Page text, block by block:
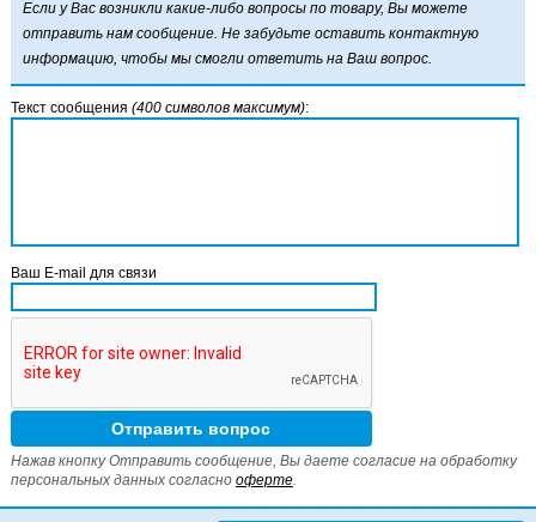
Если у Вас возникли какие-либо вопросы по товару, Вы можете
отправить нам сообщение. Не забудьте оставить контактную
информацию, чтобы мы смогли ответить на Ваш вопрос.
Текст сообщения (400 символов максимум):
Ваш E-mail для связи
Нажав кнопку Отправить сообщение, Вы даете согласие на обработку
персональных данных согласно оферте.